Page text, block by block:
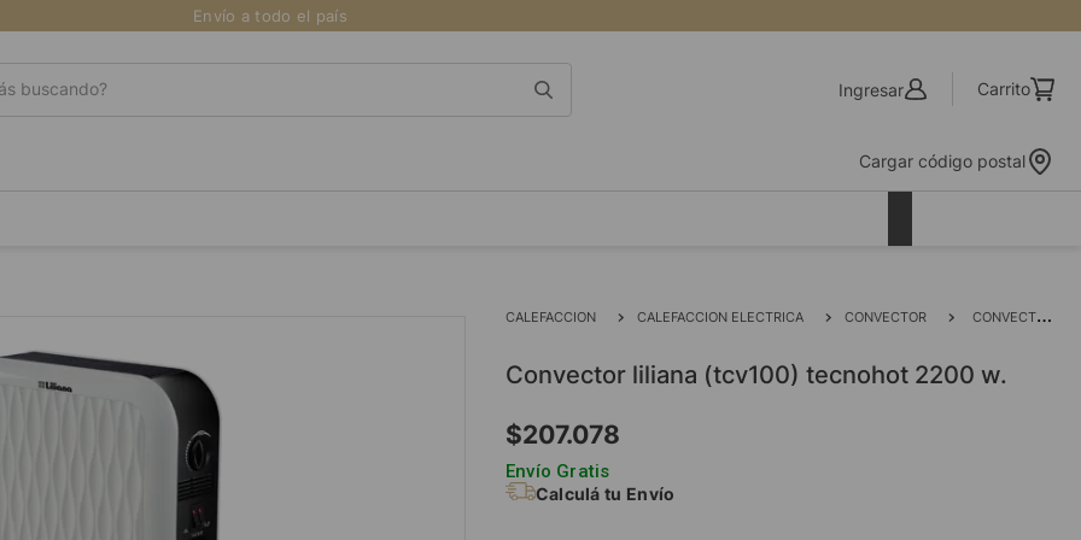
Envío a todo el país
buscando?
Ingresar
Cargar código postal
CALEFACCION CALEFACCION ELECTRICA CONVECTOR CONVECTOR LILIANA (TCV100) TECNOHOT 2200 W.
convector liliana (tcv100) tecnohot 2200 w.
$207.078
Envío Gratis
Calculá tu Envío